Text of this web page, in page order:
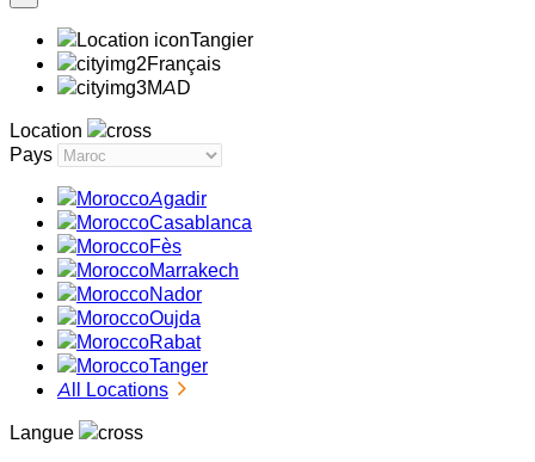
Tangier
Français
MAD
Location
Pays
Agadir
Casablanca
Fès
Marrakech
Nador
Oujda
Rabat
Tanger
All Locations
Langue